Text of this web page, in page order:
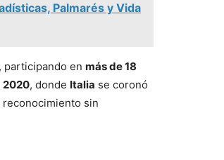
Palmarés y Vida
participando en más de 18
2020, donde Italia se coronó
sin